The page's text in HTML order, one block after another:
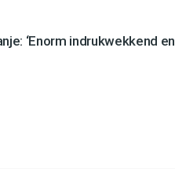
‘Enorm indrukwekkend en